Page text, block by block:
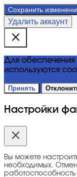
Сохранить
Удалить аккаунт
Для обеспечения
используются
Принять
Настройки
Вы можете
необходимых.
работоспособность